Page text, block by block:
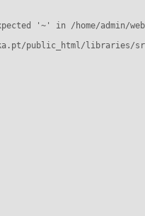
'~' in /home/admin/
public_html/libraries/